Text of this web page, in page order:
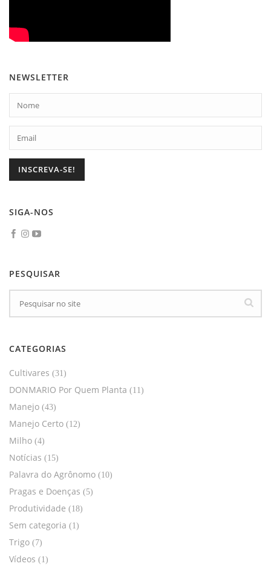
NEWSLETTER
SIGA-NOS
PESQUISAR
CATEGORIAS
Cultivares (31)
DONMARIO Por Quem Planta (11)
Manejo (43)
Manejo Certo (12)
Milho (4)
Notícias (15)
Palavra do Agrônomo (10)
Pragas e Doenças (5)
Produtividade (18)
Sem categoria (1)
Trigo (7)
Vídeos (1)